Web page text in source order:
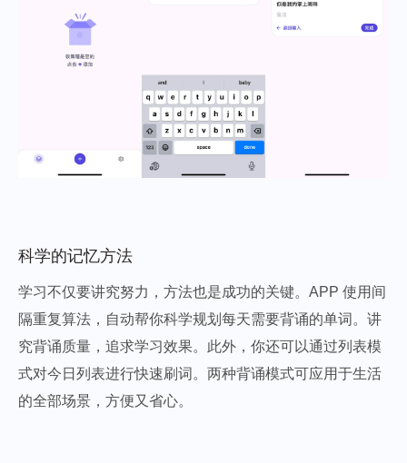
科学的记忆方法
学习不仅要讲究努力，方法也是成功的关键。APP 使用间
隔重复算法，自动帮你科学规划每天需要背诵的单词。讲
究背诵质量，追求学习效果。此外，你还可以通过列表模
式对今日列表进行快速刷词。两种背诵模式可应用于生活
的全部场景，方便又省心。